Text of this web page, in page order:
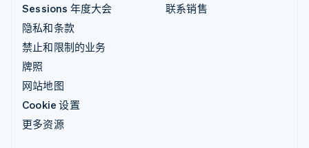
Sessions 年度大会
隐私和条款
禁止和限制的业务
牌照
网站地图
Cookie 设置
更多资源
联系销售